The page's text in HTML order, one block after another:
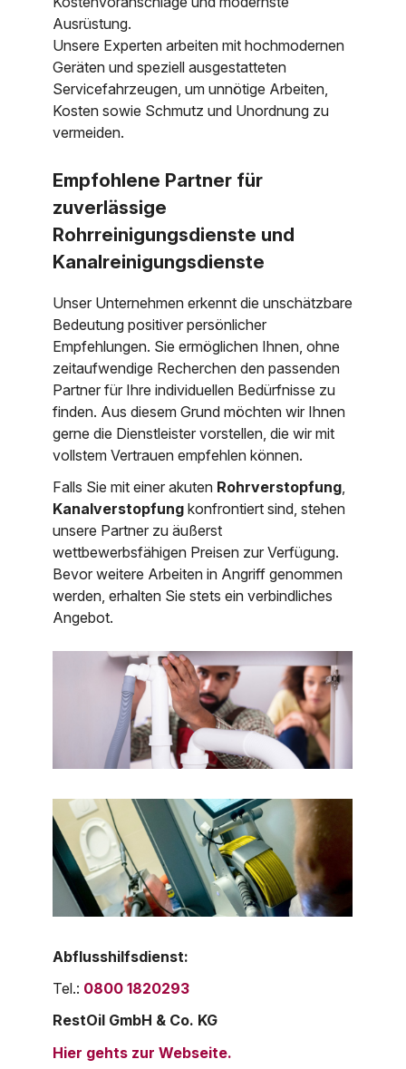
Ausrüstung.
Unsere Experten arbeiten mit hochmodernen
Geräten und speziell ausgestatteten
Servicefahrzeugen, um unnötige Arbeiten,
Kosten sowie Schmutz und Unordnung zu
vermeiden.
Empfohlene Partner für
zuverlässige
Rohrreinigungsdienste und
Kanalreinigungsdienste
Unser Unternehmen erkennt die unschätzbare
Bedeutung positiver persönlicher
Empfehlungen. Sie ermöglichen Ihnen, ohne
zeitaufwendige Recherchen den passenden
Partner für Ihre individuellen Bedürfnisse zu
finden. Aus diesem Grund möchten wir Ihnen
gerne die Dienstleister vorstellen, die wir mit
vollstem Vertrauen empfehlen können.
Falls Sie mit einer akuten Rohrverstopfung
Kanalverstopfungkonfrontiert sind, stehen
unsere Partner zu äußerst
wettbewerbsfähigen Preisen zur Verfügung.
Bevor weitere Arbeiten in Angriff genommen
werden, erhalten Sie stets ein verbindliches
Angebot.
Abflusshilfsdienst:
Tel.: 0800 1820293
RestOil GmbH & Co. KG
Hier gehts zur Webseite.